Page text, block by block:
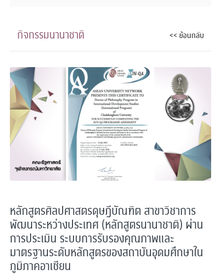
กิจกรรมนานาชาติ << ย้อนกลับ
หลักสูตรศิลปศาสตรดุษฎีบัณฑิต สาขาวิชาการ
พัฒนาระหว่างประเทศ (หลักสูตรนานาชาติ) ผ่าน
การประเมิน ระบบการรับรองคุณภาพและ
มาตรฐานระดับหลักสูตรของสถาบันอุดมศึกษาใน
ภูมิภาคอาเซียน